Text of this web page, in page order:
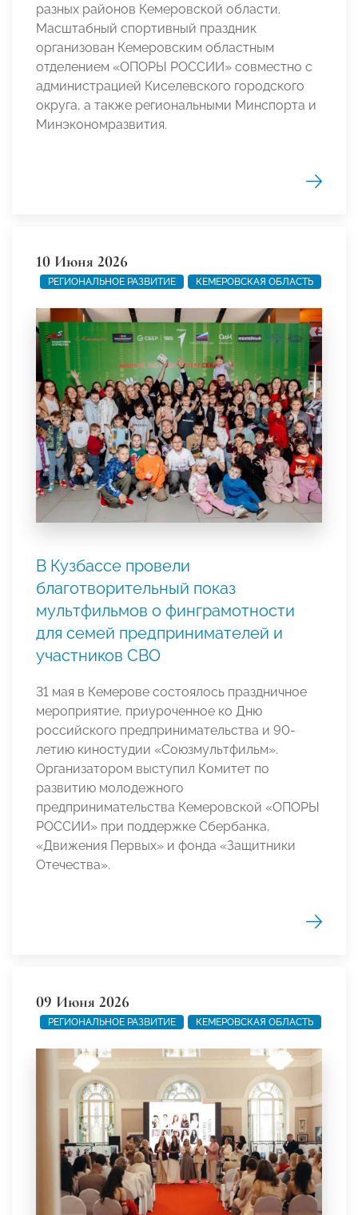
разных районов Кемеровской области.
Масштабный спортивный праздник
организован Кемеровским областным
отделением «ОПОРЫ РОССИИ» совместно с
администрацией Киселевского городского
округа, а также региональными Минспорта и
Минэкономразвития.
10 Июня 2026
РЕГИОНАЛЬНОЕ РАЗВИТИЕ КЕМЕРОВСКАЯ ОБЛАСТЬ
В Кузбассе провели
благотворительный показ
мультфильмов о финграмотности
для семей предпринимателей и
участников СВО
31 мая в Кемерове состоялось праздничное
мероприятие, приуроченное ко Дню
российского предпринимательства и 90-
летию киностудии «Союзмультфильм».
Организатором выступил Комитет по
развитию молодежного
предпринимательства Кемеровской «ОПОРЫ
РОССИИ» при поддержке Сбербанка,
«Движения Первых» и фонда «Защитники
Отечества».
09 Июня 2026
РЕГИОНАЛЬНОЕ РАЗВИТИЕ КЕМЕРОВСКАЯ ОБЛАСТЬ